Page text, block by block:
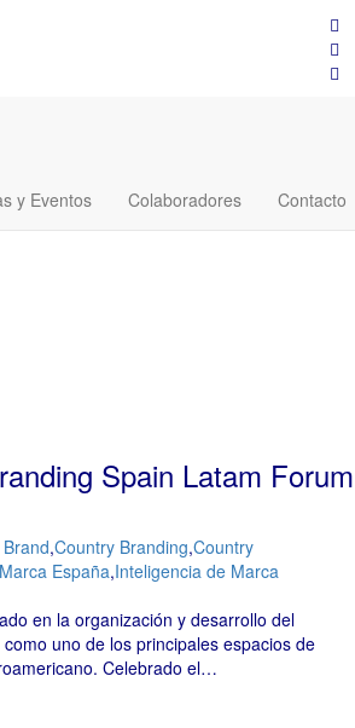
y Eventos Colaboradores Contacto
Spain Latam Forum
,Country Branding,Country
España,Inteligencia de Marca
en la organización y desarrollo del
uno de los principales espacios de
Celebrado el…